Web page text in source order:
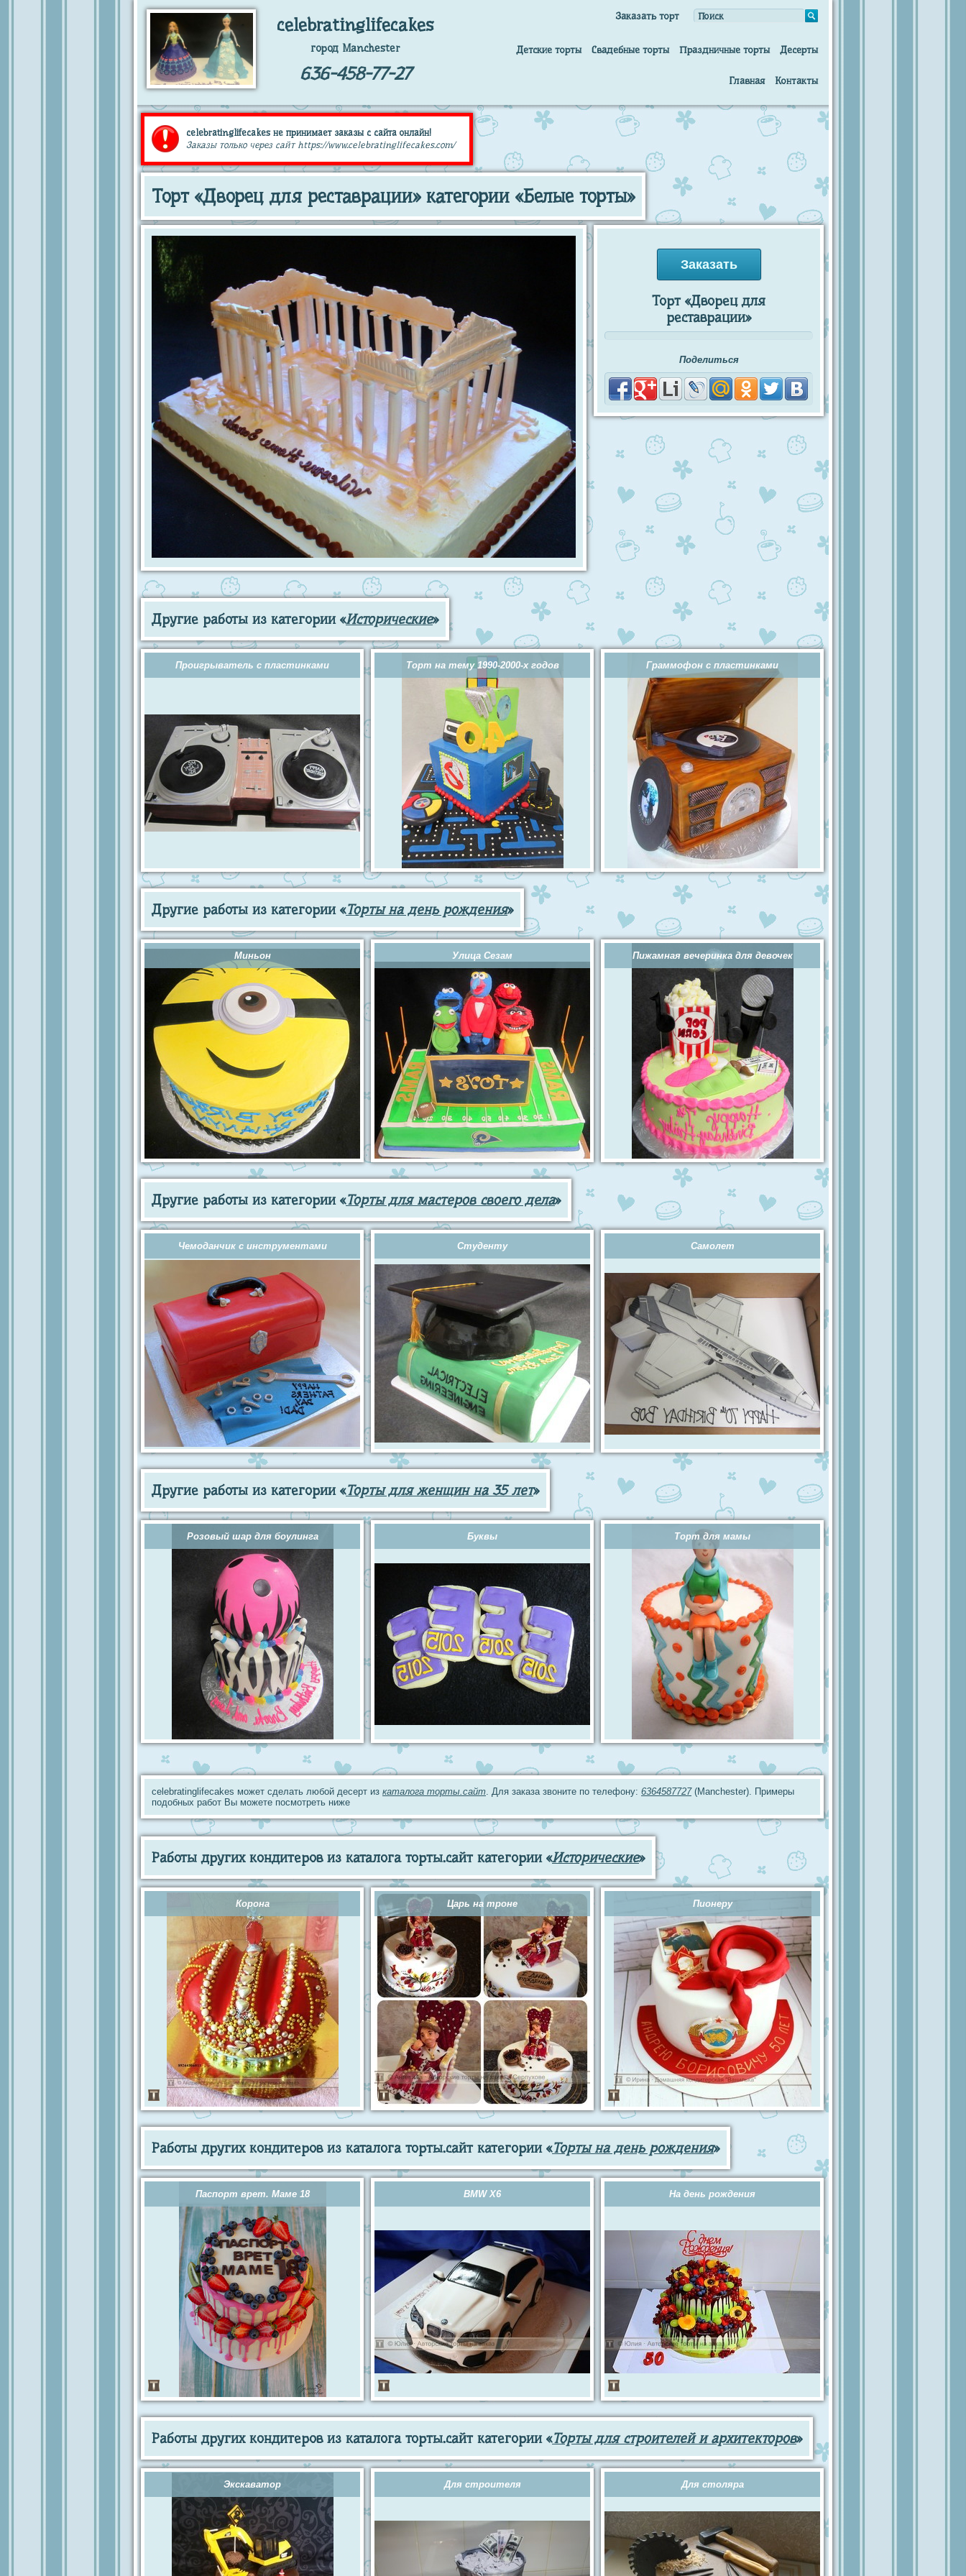
celebratinglifecakes
город Manchester
636-458-77-27
Заказать торт
Детские торты Свадебные торты Праздничные торты Десерты
Главная Контакты
celebratinglifecakes не принимает заказы с сайта онлайн!
Заказы только через сайт https://www.celebratinglifecakes.com/
Торт «Дворец для реставрации» категории «Белые торты»
Заказать
Торт «Дворец для
реставрации»
Поделиться
Другие работы из категории «Исторические»
Проигрыватель с пластинками Торт на тему 1990-2000-х годов Граммофон с пластинками
Другие работы из категории «Торты на день рождения»
Миньон Улица Сезам Пижамная вечеринка для девочек
Другие работы из категории «Торты для мастеров своего дела»
Чемоданчик с инструментами Студенту Самолет
Другие работы из категории «Торты для женщин на 35 лет»
Розовый шар для боулинга Буквы Торт для мамы
celebratinglifecakes может сделать любой десерт из каталога торты.сайт. Для заказа звоните по телефону: 6364587727(Manchester). Примеры
подобных работ Вы можете посмотреть ниже
Работы других кондитеров из каталога торты.сайт категории «Исторические»
Корона Царь на троне Пионеру
Работы других кондитеров из каталога торты.сайт категории «Торты на день рождения»
Паспорт врет. Маме 18 BMW X6 На день рождения
Работы других кондитеров из каталога торты.сайт категории «Торты для строителей и архитекторов»
Экскаватор Для строителя Для столяра